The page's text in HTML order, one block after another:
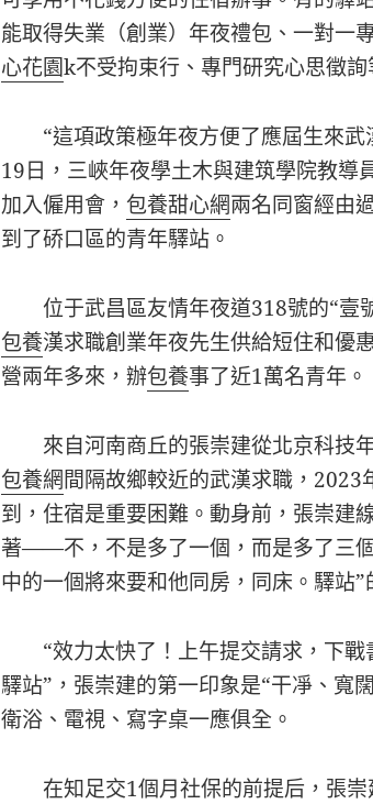
能取得失業（創業）年夜禮包、一對一
心花園k不受拘束行、專門研究心思徵詢
“這項政策極年夜方便了應屆生來武
19日，三峽年夜學土木與建筑學院教導
加入僱用會， 包養甜心網兩名同窗經由
到了硚口區的青年驛站。
位于武昌區友情年夜道318號的“壹
包養漢求職創業年夜先生供給短住和優
營兩年多來，辦包養事了近1萬名青年。
來自河南商丘的張崇建從北京科技
包養網間隔故鄉較近的武漢求職，
到，住宿是重要困難。動身前，張崇建
著——不，不是多了一個，而是多了三
中的一個將來要和他同房，同床。驛站”
“效力太快了！上午提交請求，下
驛站”，張崇建的第一印象是“干凈、寬
衛浴、電視、寫字桌一應俱全。
在知足交1個月社保的前提后，張